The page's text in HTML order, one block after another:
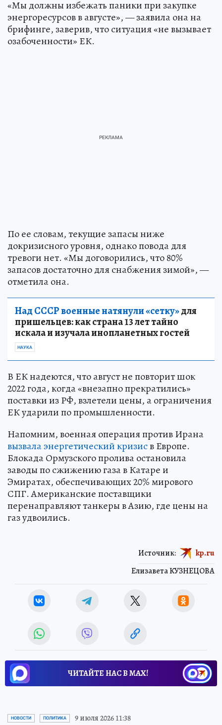
«Мы должны избежать паники при закупке
энергоресурсов в августе», — заявила она на
брифинге, заверив, что ситуация «не вызывает
озабоченности» ЕК.
По ее словам, текущие запасы ниже
докризисного уровня, однако повода для
тревоги нет. «Мы договорились, что 80%
запасов достаточно для снабжения зимой», —
отметила она.
Над СССР военные натянули «сетку»для
пришельцев: как страна 13 лет тайно
искала и изучала инопланетных гостей
НАУКА
В ЕК надеются, что август не повторит шок
2022 года, когда «внезапно прекратились»
поставки из РФ, взлетели цены, а ограничения
ЕК ударили по промышленности.
Напомним, военная операция против Ирана
вызвала энергетический кризисв Европе.
Блокада Ормузского пролива остановила
заводы по сжижению газа в Катаре и
Эмиратах, обеспечивающих 20% мирового
СПГ. Американские поставщики
перенаправляют танкеры в Азию, где цены на
газ удвоились.
Елизавета КУЗНЕЦОВА
Источник: kp.ru
ЧИТАЙТЕ НАС В МАХ!
НОВОСТИ ПОЛИТИКА 9 июля 2026 11:38